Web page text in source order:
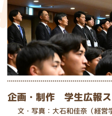
企画・制作 学生広報ス
文・写真：大石和佳奈（経営